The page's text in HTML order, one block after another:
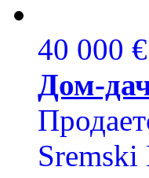
40 000 €
Дом-